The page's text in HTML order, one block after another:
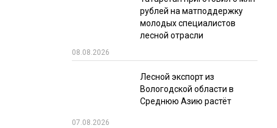
СУШКА ДРЕВЕСИНЫ
рублей на матподдержку
молодых специалистов
лесной отрасли
08.08.2026
Лесной экспорт из
Вологодской области в
Среднюю Азию растёт
07.08.2026